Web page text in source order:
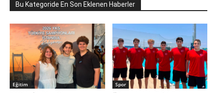
Bu Kategoride En Son Eklenen Haberler
Eğitim Spor